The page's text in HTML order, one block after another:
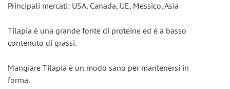
Principali mercati: USA, Canada, UE, Messico, Asia
Tilapia è una grande fonte di proteine ed è a basso
contenuto di grassi.
Mangiare Tilapia è un modo sano per mantenersi in
forma.